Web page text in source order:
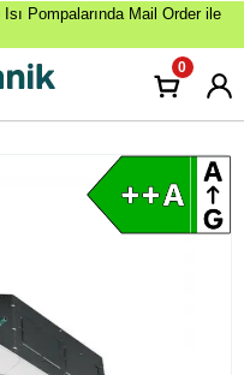
Pompalarında Mail Order ile
0